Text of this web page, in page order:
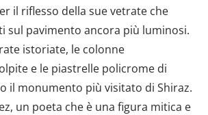
il riflesso della sue vetrate che
sul pavimento ancora più luminosi.
istoriate, le colonne
e le piastrelle policrome di
il monumento più visitato di Shiraz.
un poeta che è una figura mitica e